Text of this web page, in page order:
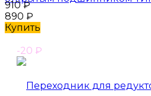
910₽
890 ₽
Купить
-20 ₽